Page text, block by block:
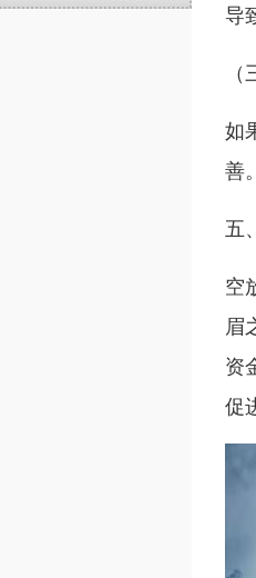
导
如
善
五
空
眉
资
促